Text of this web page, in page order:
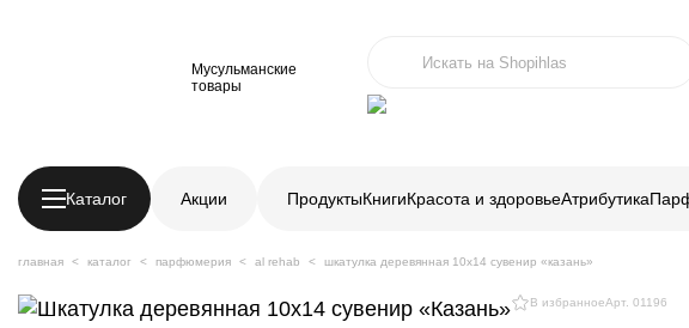
Мусульманские
товары
Каталог Акции ПродуктыКнигиКрасота и здоровьеАтрибутика
главная каталог парфюмерия al rehab шкатулка деревянная 10х14 сувенир «казань»
В избранноеАрт. 01196